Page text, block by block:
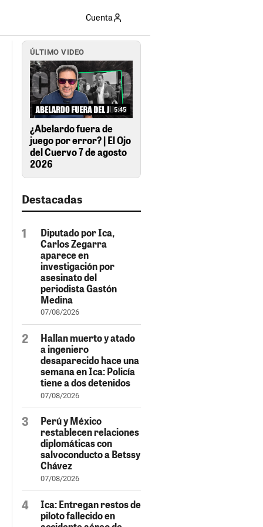
Cuenta
ÚLTIMO VIDEO
5:45
¿Abelardo fuera de
juego por error? | El Ojo
del Cuervo 7 de agosto
2026
Destacadas
Diputado por Ica,
Carlos Zegarra
aparece en
investigación por
asesinato del
periodista Gastón
Medina
07/08/2026
Hallan muerto y atado
a ingeniero
desaparecido hace una
semana en Ica: Policía
tiene a dos detenidos
07/08/2026
Perú y México
restablecen relaciones
diplomáticas con
salvoconducto a Betssy
Chávez
07/08/2026
Ica: Entregan restos de
piloto fallecido en